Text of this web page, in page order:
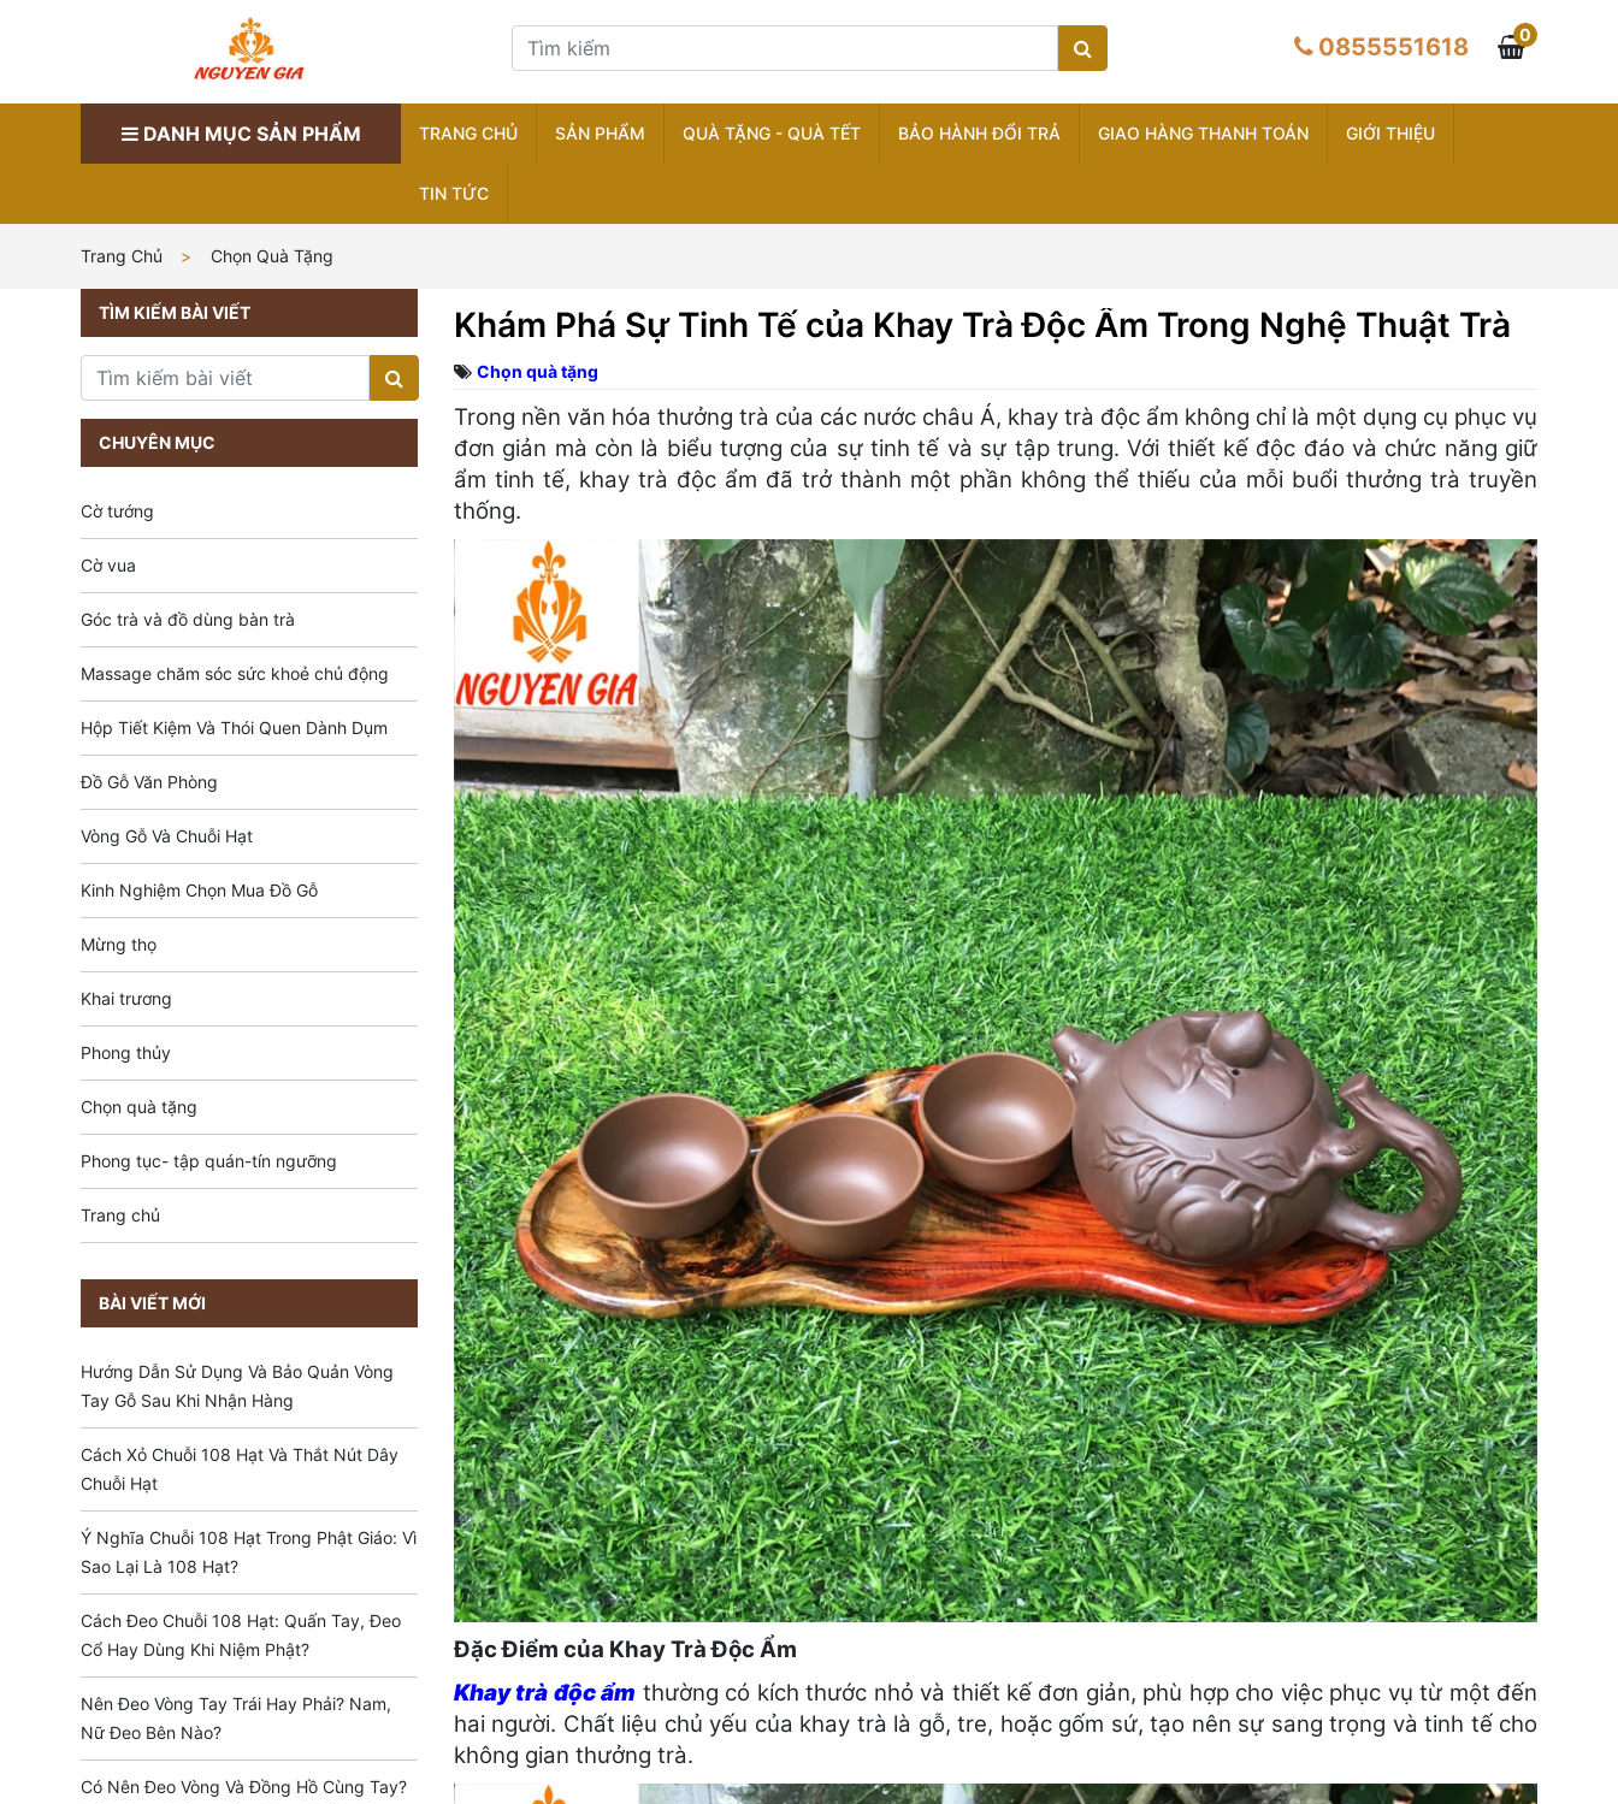
0855551618 0
DANH MỤC SẢN PHẨM TRANG CHỦ SẢN PHẨM QUÀ TẶNG - QUÀ TẾT BẢO HÀNH ĐỔI TRẢ GIAO HÀNG THANH TOÁN GIỚI THIỆU
TIN TỨC
Trang Chủ Chọn Quà Tặng
TÌM KIẾM BÀI VIẾT
CHUYÊN MỤC
Cờ tướng
Cờ vua
Góc trà và đồ dùng bàn trà
Massage chăm sóc sức khoẻ chủ động
Hộp Tiết Kiệm Và Thói Quen Dành Dụm
Đồ Gỗ Văn Phòng
Vòng Gỗ Và Chuỗi Hạt
Kinh Nghiệm Chọn Mua Đồ Gỗ
Mừng thọ
Khai trương
Phong thủy
Chọn quà tặng
Phong tục- tập quán-tín ngưỡng
Trang chủ
BÀI VIẾT MỚI
Hướng Dẫn Sử Dụng Và Bảo Quản Vòng
Tay Gỗ Sau Khi Nhận Hàng
Cách Xỏ Chuỗi 108 Hạt Và Thắt Nút Dây
Chuỗi Hạt
Ý Nghĩa Chuỗi 108 Hạt Trong Phật Giáo: Vì
Sao Lại Là 108 Hạt?
Cách Đeo Chuỗi 108 Hạt: Quấn Tay, Đeo
Cổ Hay Dùng Khi Niệm Phật?
Nên Đeo Vòng Tay Trái Hay Phải? Nam,
Nữ Đeo Bên Nào?
Có Nên Đeo Vòng Và Đồng Hồ Cùng Tay?
Khám Phá Sự Tinh Tế của Khay Trà Độc Ẩm Trong Nghệ Thuật Trà
Chọn quà tặng
Trong nền văn hóa thưởng trà của các nước châu Á, khay trà độc ẩm không chỉ là một dụng cụ phục vụ
đơn giản mà còn là biểu tượng của sự tinh tế và sự tập trung. Với thiết kế độc đáo và chức năng giữ
ẩm tinh tế, khay trà độc ẩm đã trở thành một phần không thể thiếu của mỗi buổi thưởng trà truyền
thống.
Đặc Điểm của Khay Trà Độc Ẩm
Khay trà độc ẩm thường có kích thước nhỏ và thiết kế đơn giản, phù hợp cho việc phục vụ từ một đến
hai người. Chất liệu chủ yếu của khay trà là gỗ, tre, hoặc gốm sứ, tạo nên sự sang trọng và tinh tế cho
không gian thưởng trà.